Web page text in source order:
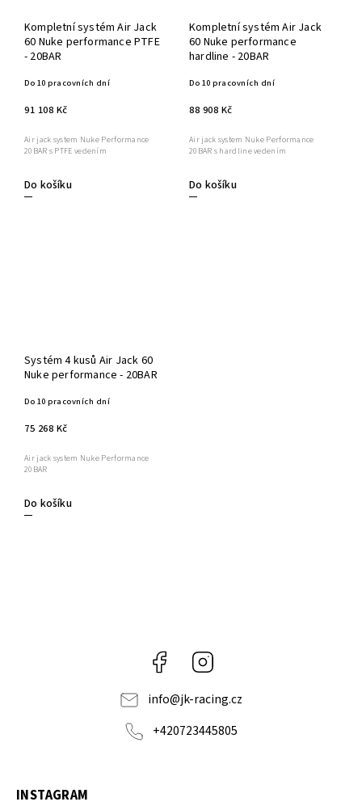
Kompletní systém Air Jack
60 Nuke performance PTFE
- 20BAR
Do 10 pracovních dní
91 108 Kč
Do košíku
Air jack system Nuke Performance
20BAR s PTFE vedením
Kompletní systém Air Jack
60 Nuke performance
hardline - 20BAR
Do 10 pracovních dní
88 908 Kč
Do košíku
Air jack system Nuke Performance
20BAR s hardline vedením
Systém 4 kusů Air Jack 60
Nuke performance - 20BAR
Do 10 pracovních dní
75 268 Kč
Do košíku
Air jack system Nuke Performance
20BAR
Facebook
info@jk-racing.cz
+420723445805
INSTAGRAM